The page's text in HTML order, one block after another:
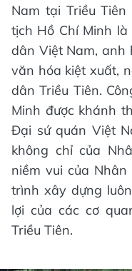
Nam tại Triều
tịch Hồ Chí Minh
dân Việt Nam, anh
văn hóa kiệt xuất,
dân Triều Tiên.
Minh được khánh
Đại sứ quán Việt
không chỉ của
niềm vui của
trình xây dựng
lợi của các cơ
Triều Tiên.